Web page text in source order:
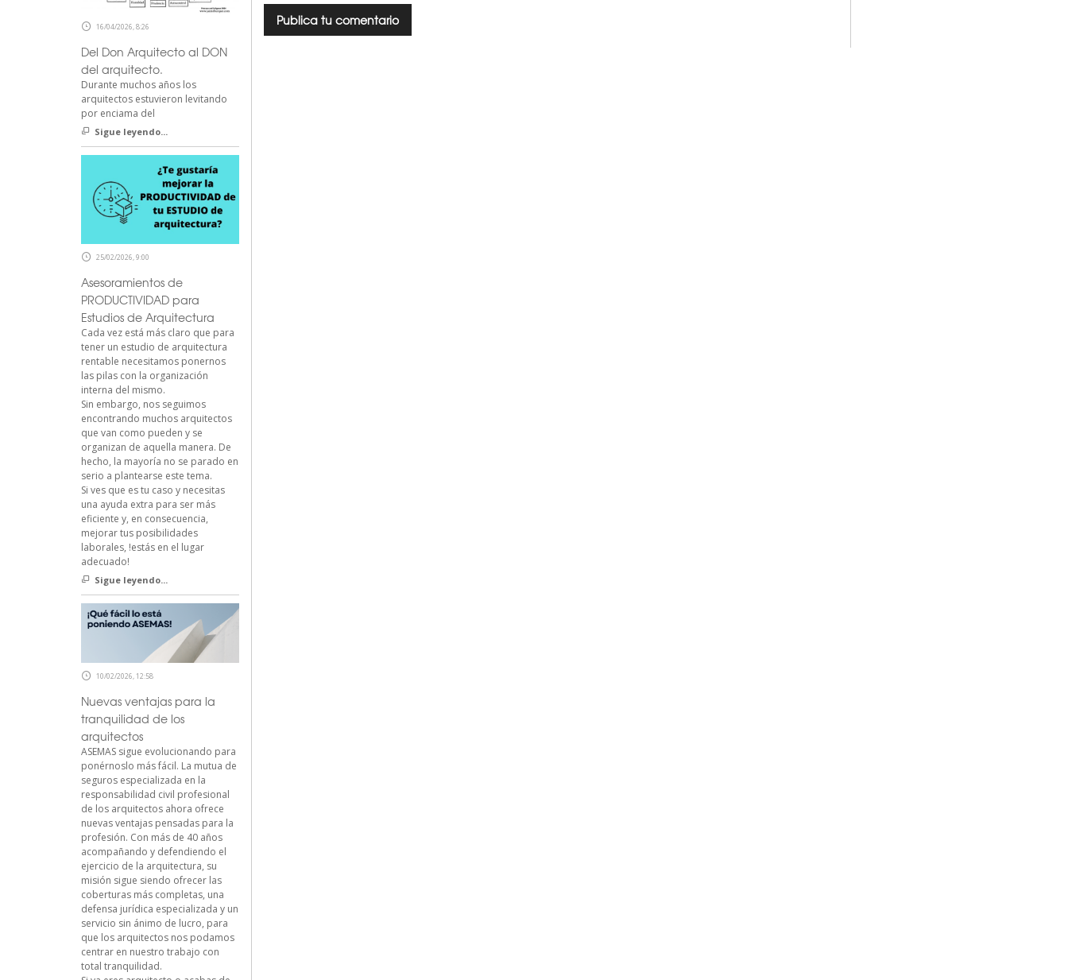
16/04/2026, 8:26
Del Don Arquitecto al DON
del arquitecto.
Durante muchos años los
arquitectos estuvieron levitando
por enciama del
Sigue leyendo...
25/02/2026, 9:00
Asesoramientos de
PRODUCTIVIDAD para
Estudios de Arquitectura
Cada vez está más claro que para
tener un estudio de arquitectura
rentable necesitamos ponernos
las pilas con la organización
interna del mismo.
Sin embargo, nos seguimos
encontrando muchos arquitectos
que van como pueden y se
organizan de aquella manera. De
hecho, la mayoría no se parado en
serio a plantearse este tema.
Si ves que es tu caso y necesitas
una ayuda extra para ser más
eficiente y, en consecuencia,
mejorar tus posibilidades
laborales, !estás en el lugar
adecuado!
Sigue leyendo...
10/02/2026, 12:58
Nuevas ventajas para la
tranquilidad de los
arquitectos
ASEMAS sigue evolucionando para
ponérnoslo más fácil. La mutua de
seguros especializada en la
responsabilidad civil profesional
de los arquitectos ahora ofrece
nuevas ventajas pensadas para la
profesión. Con más de 40 años
acompañando y defendiendo el
ejercicio de la arquitectura, su
misión sigue siendo ofrecer las
coberturas más completas, una
defensa jurídica especializada y un
servicio sin ánimo de lucro, para
que los arquitectos nos podamos
centrar en nuestro trabajo con
total tranquilidad.